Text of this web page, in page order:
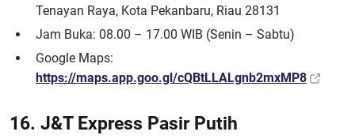
Tenayan Raya, Kota Pekanbaru, Riau 28131
Jam Buka: 08.00 – 17.00 WIB (Senin – Sabtu)
Google Maps:
https://maps.app.goo.gl/cQBtLLALgnb2mxMP8
16. J&T Express Pasir Putih